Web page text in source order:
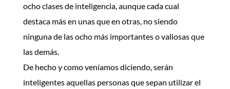
ocho clases de inteligencia, aunque cada cual
destaca más en unas que en otras, no siendo
ninguna de las ocho más importantes o valiosas que
las demás.
De hecho y como veníamos diciendo, serán
inteligentes aquellas personas que sepan utilizar el